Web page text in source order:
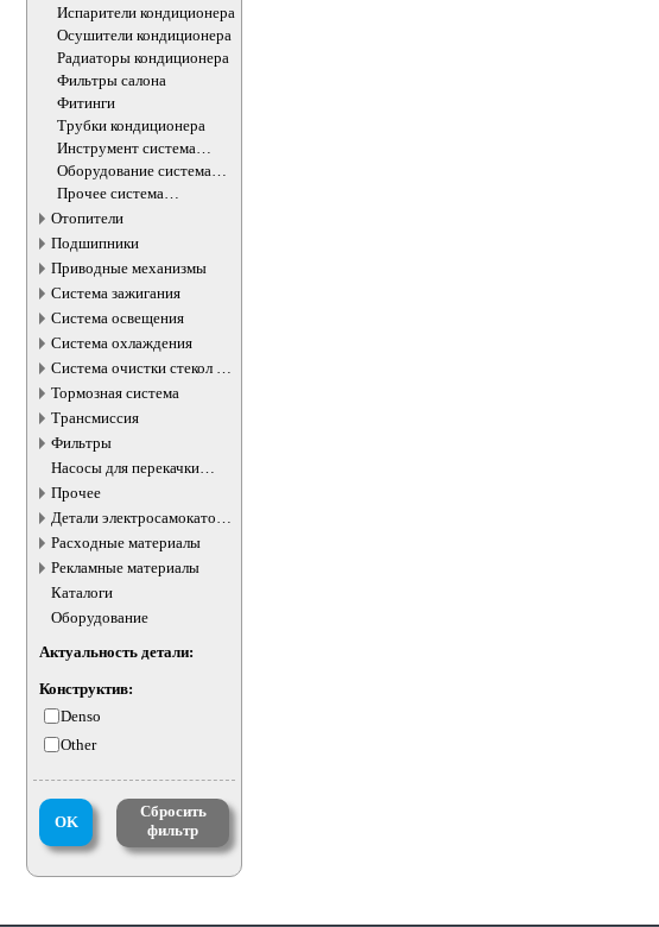
Испарители кондиционера
Осушители кондиционера
Радиаторы кондиционера
Фильтры салона
Фитинги
Трубки кондиционера
Инструмент система
кондиционирования
Оборудование система
кондиционирования
Прочее система
кондиционирования
Отопители
Подшипники
Приводные механизмы
Система зажигания
Система освещения
Система охлаждения
Система очистки стекол и
фар
Тормозная система
Трансмиссия
Фильтры
Насосы для перекачки
жидкостей
Прочее
Детали электросамокатов и
электротранспорта
Расходные материалы
Рекламные материалы
Каталоги
Оборудование
Актуальность детали:
Конструктив:
Denso
Other
OK
Сбросить
фильтр